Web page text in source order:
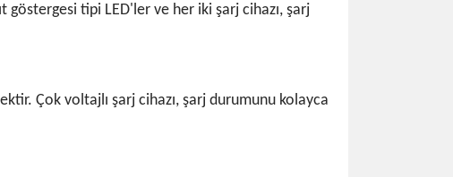
göstergesi tipi LED'ler ve her iki şarj cihazı, şarj
Çok voltajlı şarj cihazı, şarj durumunu kolayca